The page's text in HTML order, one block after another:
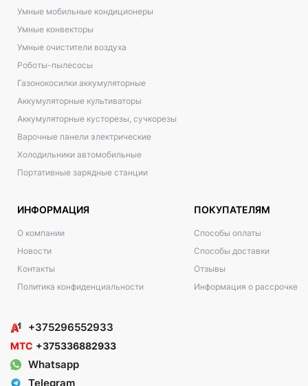
Умные мобильные кондиционеры
Умные конвекторы
Умные очистители воздуха
Роботы-пылесосы
Газонокосилки аккумуляторные
Аккумуляторные культиваторы
Аккумуляторные кусторезы, сучкорезы
Варочные панели электрические
Холодильники автомобильные
Портативные зарядные станции
ИНФОРМАЦИЯ
О компании
Новости
Контакты
Политика конфиденциальности
ПОКУПАТЕЛЯМ
Способы оплаты
Способы доставки
Отзывы
Информация о рассрочке
+375296552933
МТС +375336882933
Whatsapp
Telegram